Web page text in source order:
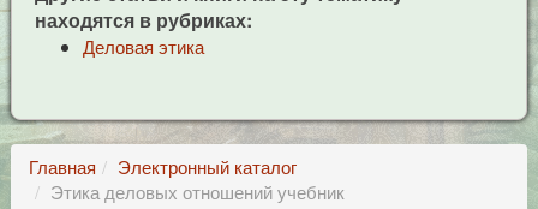
находятся в рубриках:
Деловая этика
Главная
Электронный каталог
Этика деловых отношений учебник